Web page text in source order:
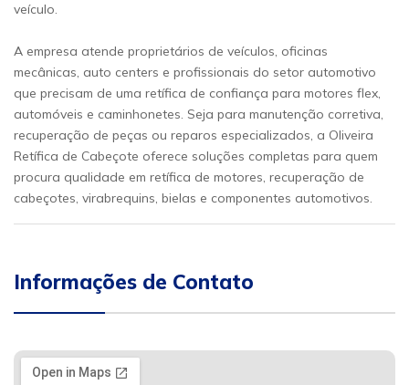
veículo.
A empresa atende proprietários de veículos, oficinas
mecânicas, auto centers e profissionais do setor automotivo
que precisam de uma retífica de confiança para motores flex,
automóveis e caminhonetes. Seja para manutenção corretiva,
recuperação de peças ou reparos especializados, a Oliveira
Retífica de Cabeçote oferece soluções completas para quem
procura qualidade em retífica de motores, recuperação de
cabeçotes, virabrequins, bielas e componentes automotivos.
Informações de Contato